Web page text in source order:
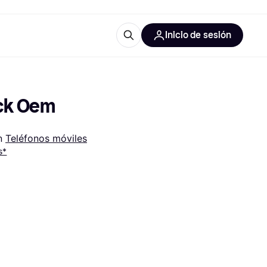
Inicio de sesión
Oem
Teléfonos móviles